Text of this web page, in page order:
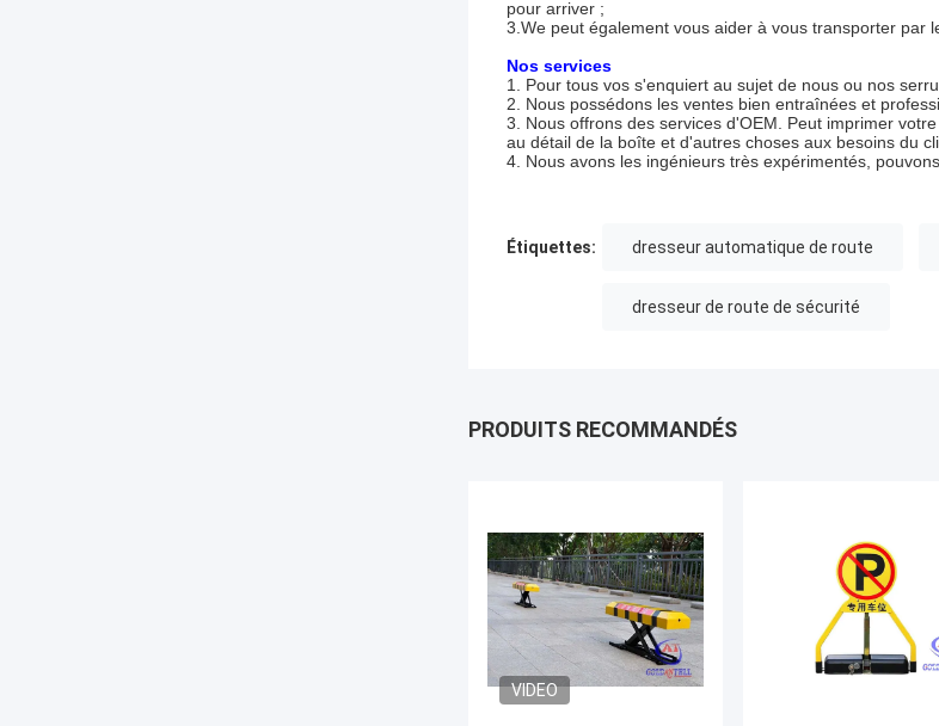
pour arriver ;
3.We peut également vous aider à vous transporter par
Nos services
1. Pour tous vos s'enquiert au sujet de nous ou nos
2. Nous possédons les ventes bien entraînées et
3. Nous offrons des services d'OEM. Peut imprimer
au détail de la boîte et d'autres choses aux besoins du
4. Nous avons les ingénieurs très expérimentés,
Étiquettes: dresseur automatique de route
dresseur de route de sécurité
PRODUITS RECOMMANDÉS
VIDEO